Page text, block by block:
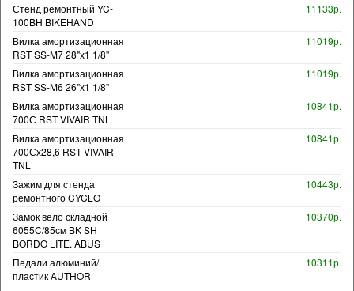
Стенд ремонтный YC-
100BH BIKEHAND
11133р.
Вилка амортизационная
RST SS-M7 28"х1 1/8"
11019р.
Вилка амортизационная
RST SS-M6 26"х1 1/8"
11019р.
Вилка амортизационная
700С RST VIVAIR TNL
10841р.
Вилка амортизационная
700Сх28,6 RST VIVAIR
TNL
10841р.
Зажим для стенда
ремонтного CYCLO
10443р.
Замок вело складной
6055C/85см BK SH
BORDO LITE. ABUS
10370р.
Педали алюминий/
пластик AUTHOR
10311р.